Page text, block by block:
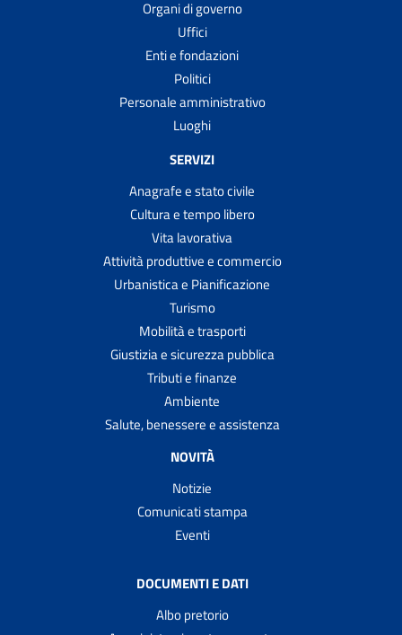
Organi di governo
Uffici
Enti e fondazioni
Politici
Personale amministrativo
Luoghi
SERVIZI
Anagrafe e stato civile
Cultura e tempo libero
Vita lavorativa
Attività produttive e commercio
Urbanistica e Pianificazione
Turismo
Mobilità e trasporti
Giustizia e sicurezza pubblica
Tributi e finanze
Ambiente
Salute, benessere e assistenza
NOVITÀ
Notizie
Comunicati stampa
Eventi
DOCUMENTI E DATI
Albo pretorio